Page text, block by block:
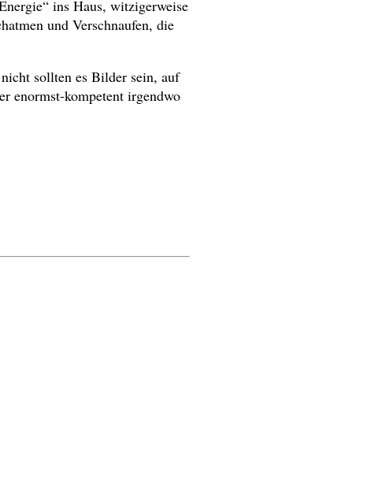
ins Haus, witzigerweise
und Verschnaufen, die
sollten es Bilder sein, auf
enormst-kompetent irgendwo